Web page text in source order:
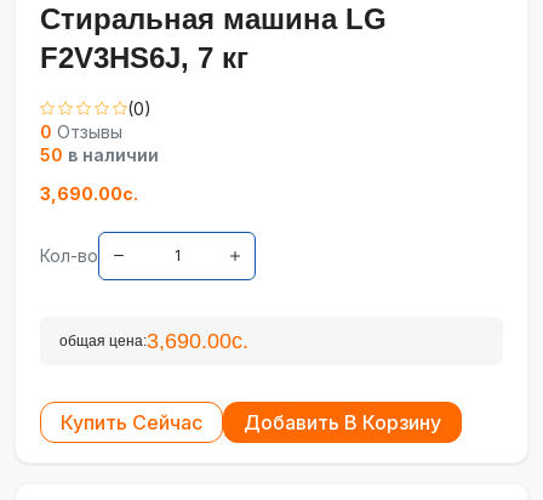
Стиральная машина LG
F2V3HS6J, 7 кг
(0)
0 Отзывы
50 в наличии
3,690.00с.
Кол-во
общая цена:3,690.00с.
Купить Сейчас Добавить В Корзину